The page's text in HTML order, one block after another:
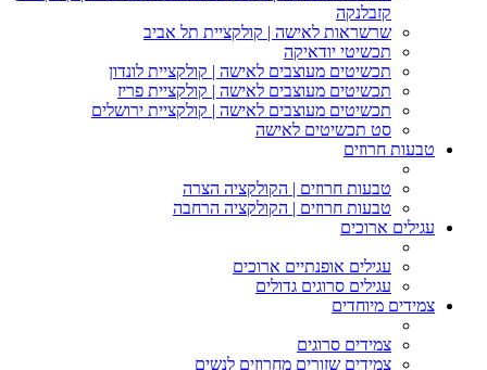
קזבלנקה
שרשראות לאישה | קולקציית תל אביב
תכשיטי יודאיקה
תכשיטים מעוצבים לאישה | קולקציית לונדון
תכשיטים מעוצבים לאישה | קולקציית פריז
תכשיטים מעוצבים לאישה | קולקציית ירושלים
סט תכשיטים לאישה
טבעות חרוזים
טבעות חרוזים | הקולקציה הצרה
טבעות חרוזים | הקולקציה הרחבה
עגילים ארוכים
עגילים אופנתיים ארוכים
עגילים סרוגים גדולים
צמידים מיוחדים
צמידים סרוגים
צמידים שזורים מחרוזים לנשים